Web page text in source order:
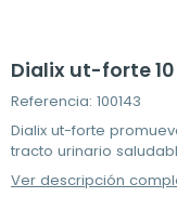
Dialix ut-forte
Referencia: 100143
Dialix ut-forte
tracto urinario
Ver descripción